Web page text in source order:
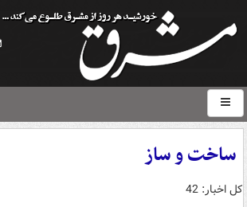
ساخت و ساز
کل اخبار: 42